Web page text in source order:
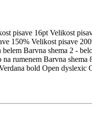
pisave 16pt Velikost
150% Velikost pisave
belem Barvna shema 2 -
na rumenem Barvna shema
bold Open dyslexic